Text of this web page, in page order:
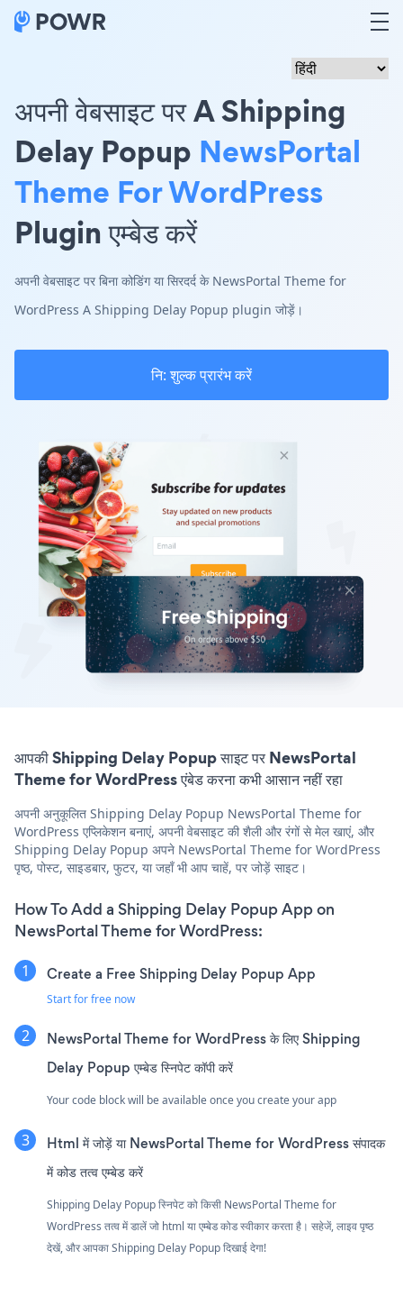
अपनी वेबसाइट पर A Shipping
Delay Popup NewsPortal
Theme For WordPress
Plugin एम्बेड करें
अपनी वेबसाइट पर बिना कोडिंग या सिरदर्द के NewsPortal Theme for
WordPress A Shipping Delay Popup plugin जोड़ें।
नि: शुल्क प्रारंभ करें
आपकी Shipping Delay Popup साइट पर NewsPortal
Theme for WordPress एंबेड करना कभी आसान नहीं रहा
अपनी अनुकूलित Shipping Delay Popup NewsPortal Theme for
WordPress एप्लिकेशन बनाएं, अपनी वेबसाइट की शैली और रंगों से मेल खाएं, और
Shipping Delay Popup अपने NewsPortal Theme for WordPress
पृष्ठ, पोस्ट, साइडबार, फुटर, या जहाँ भी आप चाहें, पर जोड़ें साइट।
How To Add a Shipping Delay Popup App on
NewsPortal Theme for WordPress:
Create a Free Shipping Delay Popup App
Start for free now
NewsPortal Theme for WordPress के लिए Shipping
Delay Popup एम्बेड स्निपेट कॉपी करें
Your code block will be available once you create your app
Html में जोड़ें या NewsPortal Theme for WordPress संपादक
में कोड तत्व एम्बेड करें
Shipping Delay Popup स्निपेट को किसी NewsPortal Theme for
WordPress तत्व में डालें जो html या एम्बेड कोड स्वीकार करता है। सहेजें, लाइव पृष्ठ
देखें, और आपका Shipping Delay Popup दिखाई देगा!